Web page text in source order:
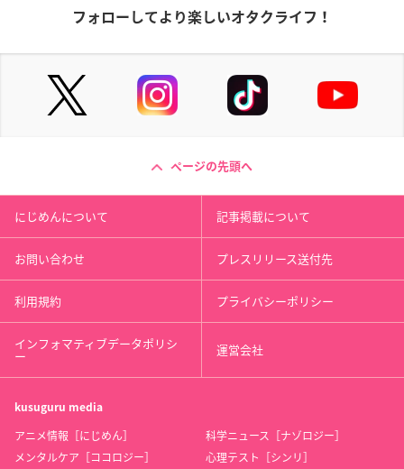
フォローしてより楽しいオタクライフ！
ページの先頭へ
にじめんについて 記事掲載について
お問い合わせ プレスリリース送付先
利用規約 プライバシーポリシー
インフォマティブデータポリシ
ー 運営会社
kusuguru media
アニメ情報［にじめん］
科学ニュース［ナゾロジー］
メンタルケア［ココロジー］
心理テスト［シンリ］